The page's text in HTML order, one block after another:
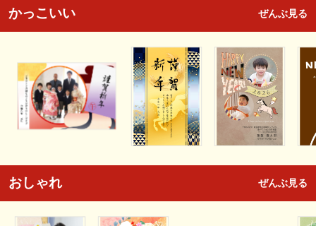
かっこいい ぜんぶ見る
おしゃれ ぜんぶ見る